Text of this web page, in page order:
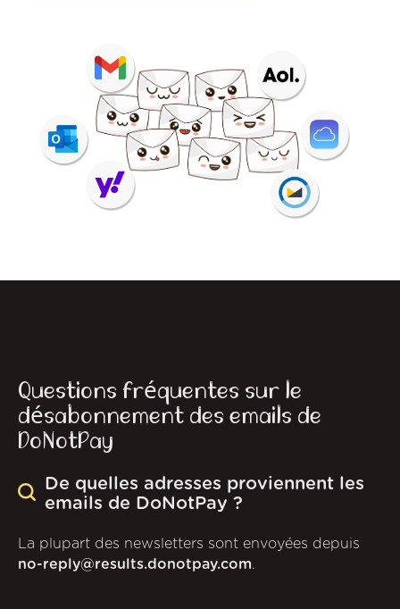
Questions fréquentes sur le
désabonnement des emails de
DoNotPay
De quelles adresses proviennent les
emails de DoNotPay ?
La plupart des newsletters sont envoyées depuis
no-reply@results.donotpay.com.